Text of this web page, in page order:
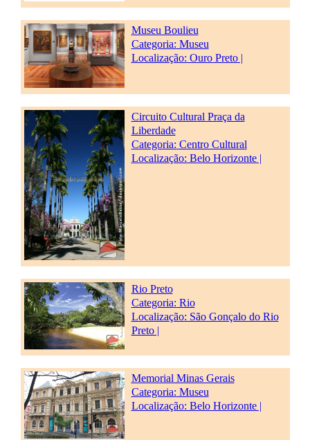
Museu Boulieu
Categoria: Museu
Localização: Ouro Preto |
Circuito Cultural Praça da
Liberdade
Categoria: Centro Cultural
Localização: Belo Horizonte |
Rio Preto
Categoria: Rio
Localização: São Gonçalo do Rio
Preto |
Memorial Minas Gerais
Categoria: Museu
Localização: Belo Horizonte |